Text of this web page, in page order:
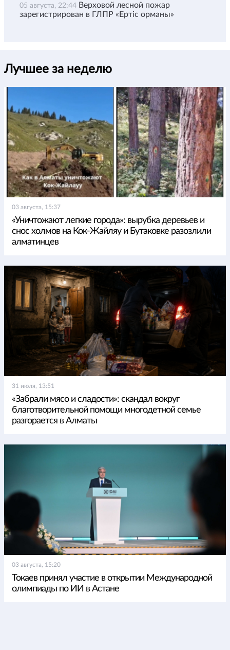
05 августа, 22:44 Верховой лесной пожар
зарегистрирован в ГЛПР «Ертіс орманы»
Лучшее за неделю
03 августа, 15:37
«Уничтожают легкие города»: вырубка деревьев и
снос холмов на Кок-Жайляу и Бутаковке разозлили
алматинцев
31 июля, 13:51
«Забрали мясо и сладости»: скандал вокруг
благотворительной помощи многодетной семье
разгорается в Алматы
03 августа, 15:20
Токаев принял участие в открытии Международной
олимпиады по ИИ в Астане